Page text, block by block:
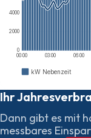
0
2000
4000
00:00 03:00 06:00
kW Nebenzeit
Ihr
Dann gibt es mit
messbares